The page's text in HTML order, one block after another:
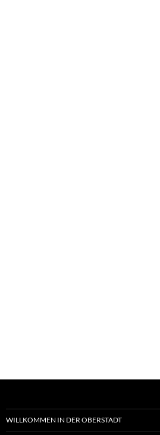
WILLKOMMEN IN DER OBERSTADT